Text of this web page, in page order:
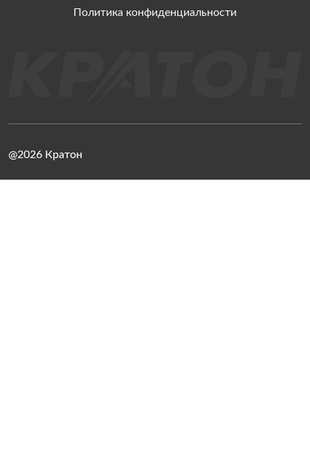
Политика конфиденциальности
@2026 Кратон